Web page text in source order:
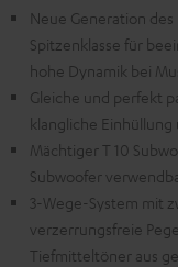
Neue Generation
Spitzenklasse für
hohe Dynamik bei
Gleiche und perfekt
klangliche Einhüllung
Mächtiger T 10
Subwoofer
3-Wege-System mit
verzerrungsfreie
Tiefmitteltöner aus